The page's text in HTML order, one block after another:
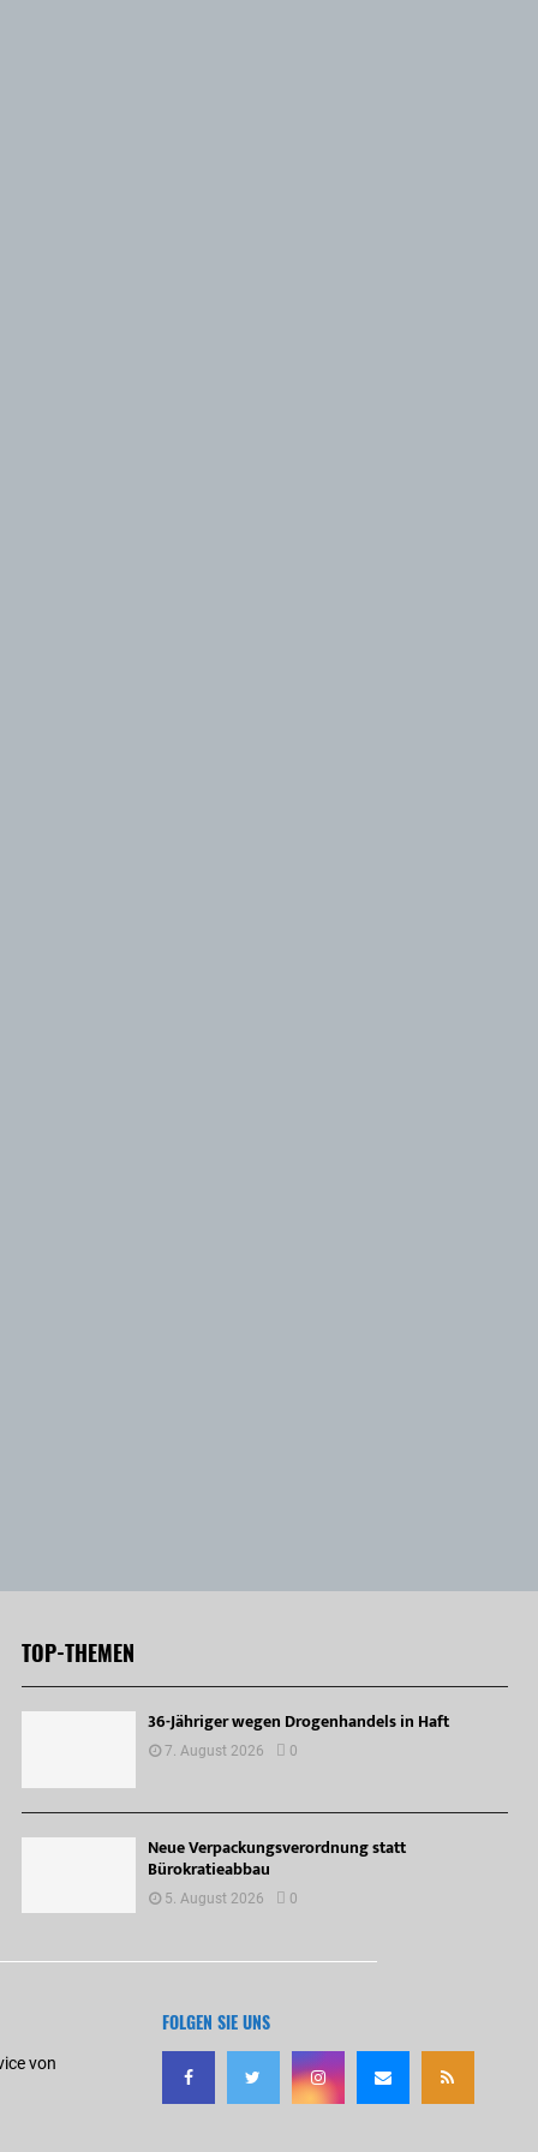
TOP-THEMEN
36-Jähriger wegen Drogenhandels in Haft
7. August 2026 0
Neue Verpackungsverordnung statt
Bürokratieabbau
5. August 2026 0
von
FOLGEN SIE UNS